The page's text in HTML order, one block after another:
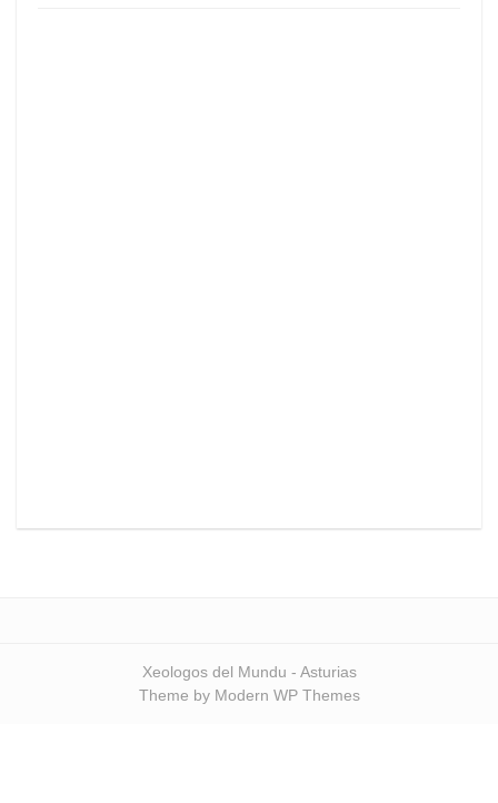
Xeologos del Mundu - Asturias
Theme by Modern WP Themes